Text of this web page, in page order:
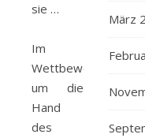
sie …
Im
Wettbewerb
um die
Hand
des
März